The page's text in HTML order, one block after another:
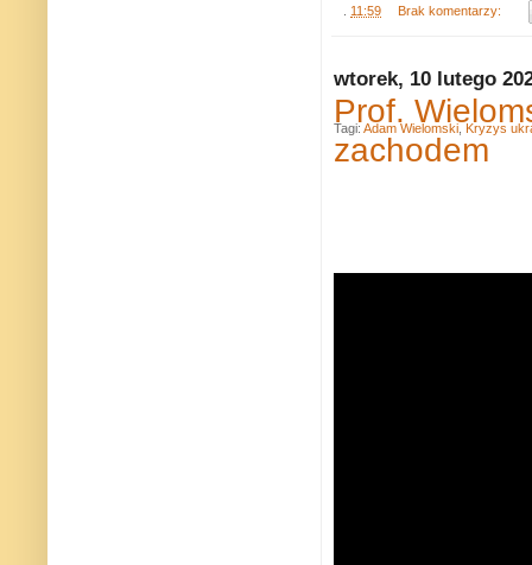
11:59 Brak komentarzy:
wtorek, 10 lutego
Prof.
zachodem
Tagi: Adam Wielomski Kryzys